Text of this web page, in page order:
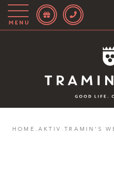
Menu
HOME . AKTIV .TRAMIN’S